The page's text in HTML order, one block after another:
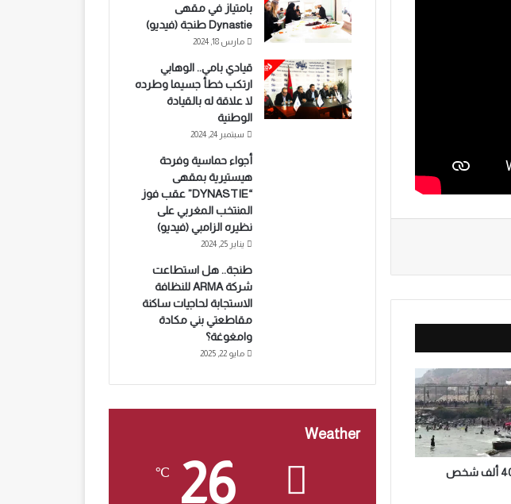
مصدر أمني: 40 ألف شخص
بامتياز في مقهى
Dynastie طنجة (فيديو)
مارس 18, 2024
قيادي بامي.. الوهابي
ارتكب خطأ جسيما وطرده
لا علاقة له بالقيادة
الوطنية
سبتمبر 24, 2024
أجواء حماسية وفرحة
هيستيرية بمقهى
“DYNASTIE” عقب فوز
المنتخب المغربي على
نظيره الزامبي (فيديو)
يناير 25, 2024
طنجة.. هل استطاعت
شركة ARMA للنظافة
الاستجابة لحاجيات ساكنة
مقاطعتي بني مكادة
وامغوغة؟
مايو 22, 2025
Weather
26
℃